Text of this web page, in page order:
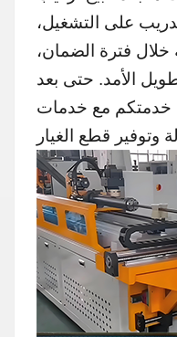
على التشغيل،
خلال فترة الضمان،
الأمد. حتى بعد
خدمتكم مع خدمات